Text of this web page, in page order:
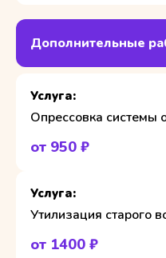
Дополнительные
Опрессовка системы
от 950 ₽
Утилизация старого
от 1400 ₽